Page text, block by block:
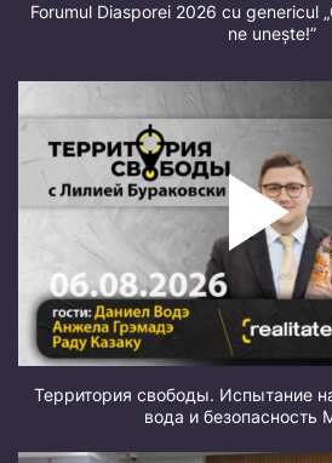
Forumul Diasporei 2026 cu genericul
ne unește!”
Территория свободы. Испытание
вода и безопасность